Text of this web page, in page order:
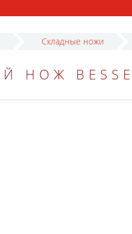
Складные ножи
НОЖ